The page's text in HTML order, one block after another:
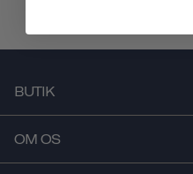
BUTIK
OM OS